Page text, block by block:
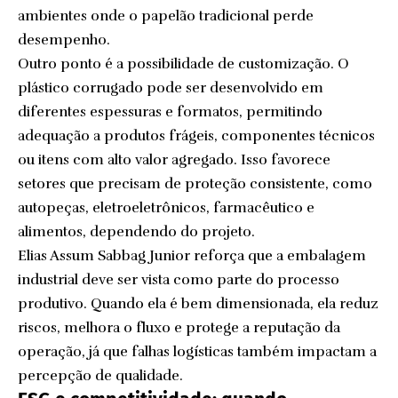
ambientes onde o papelão tradicional perde
desempenho.
Outro ponto é a possibilidade de customização. O
plástico corrugado pode ser desenvolvido em
diferentes espessuras e formatos, permitindo
adequação a produtos frágeis, componentes técnicos
ou itens com alto valor agregado. Isso favorece
setores que precisam de proteção consistente, como
autopeças, eletroeletrônicos, farmacêutico e
alimentos, dependendo do projeto.
Elias Assum Sabbag Junior reforça que a embalagem
industrial deve ser vista como parte do processo
produtivo. Quando ela é bem dimensionada, ela reduz
riscos, melhora o fluxo e protege a reputação da
operação, já que falhas logísticas também impactam a
percepção de qualidade.